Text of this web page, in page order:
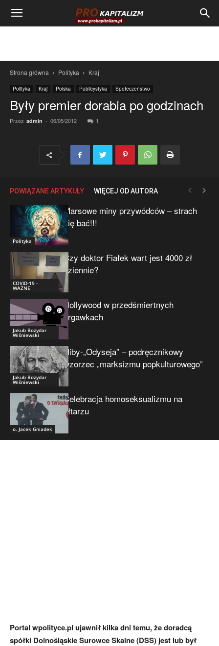
Strona główna Polityka Kraj
Polityka Kraj Polska Publicystyka Społeczeństwo
Były premier dorabia po godzinach
Przez admin - 06/05/2012 1
POWIĄZANE ARTYKUŁY WIĘCEJ OD AUTORA
Polityka
Marsowe miny przywódców – strach
się bać!!!
COVID-19 -
WAŻNE
Czy doktor Fiałek wart jest 4000 zł
dziennie?
Jakub Bożydar
Wiśniewski
Hollywood w przedśmiertnych
drgawkach
Jakub Bożydar
Wiśniewski
Niby-„Odyseja” – podręcznikowy
wzorzec „marksizmu popkulturowego”
o. Jacek Gniadek
Celebracja homoseksualizmu na
ołtarzu
Portal wpolityce.pl ujawnił kilka dni temu, że doradcą
spółki Dolnośląskie Surowce Skalne (DSS) jest lub był